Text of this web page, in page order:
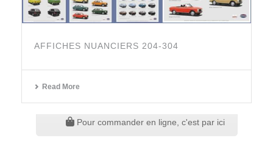
AFFICHES NUANCIERS 204-304
Read More
Pour commander en ligne, c'est par ici